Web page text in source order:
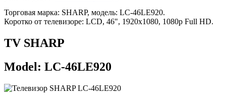
Торговая марка: SHARP, модель: LC-46LE920.
Коротко от телевизоре: LCD, 46", 1920x1080, 1080p Full HD.
TV SHARP
Model: LC-46LE920